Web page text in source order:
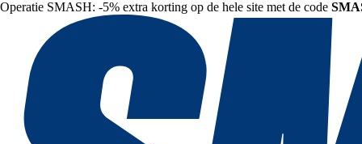
Operatie SMASH: -5% extra korting op de hele site met de code